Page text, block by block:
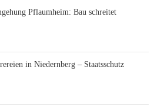
Pflaumheim: Bau schreitet
in Niedernberg – Staatsschutz